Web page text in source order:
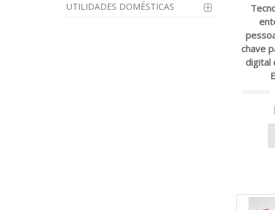
UTILIDADES DOMÉSTICAS
chave
digital